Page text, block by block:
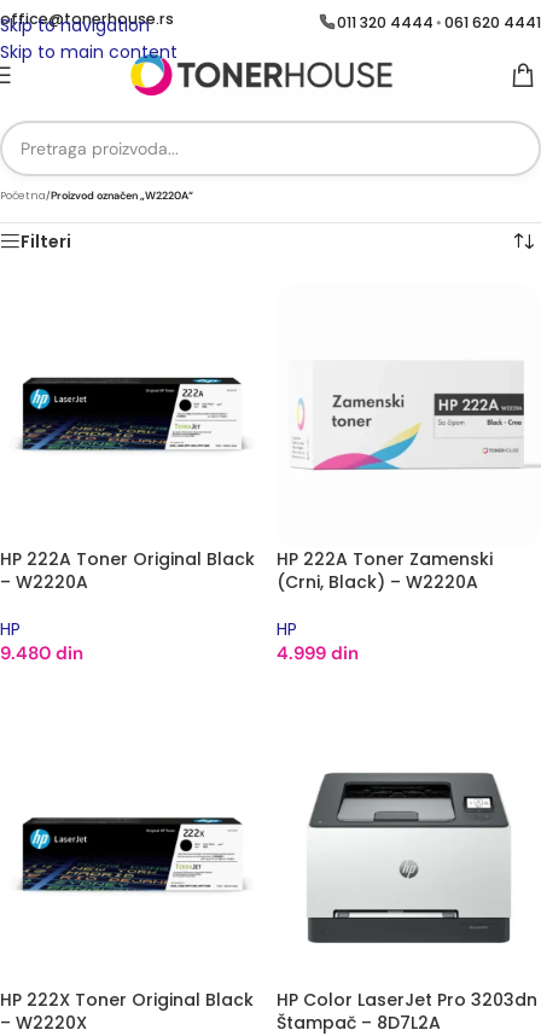
Skip to navigation
Skip to main content
office@tonerhouse.rs 011 320 4444 •061 620 4441
Početna/Proizvod označen „W2220A“
Filteri
HP 222A Toner Original Black
– W2220A
HP
9.480 din
HP 222A Toner Zamenski
(Crni, Black) – W2220A
HP
4.999 din
HP 222X Toner Original Black
– W2220X
HP Color LaserJet Pro 3203dn
Štampač – 8D7L2A